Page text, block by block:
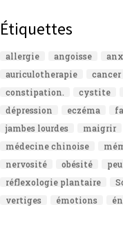
Étiquettes
allergie angoisse
auriculotherapie
cancer
constipation.
cystite
dépression
eczéma
jambes lourdes
maigrir
médecine chinoise
nervosité
obésité
réflexologie plantaire
vertiges
émotions